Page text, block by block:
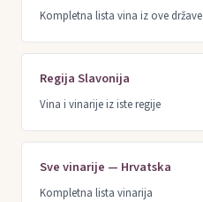
Kompletna lista vina iz ove države
Regija Slavonija
Vina i vinarije iz iste regije
Sve vinarije — Hrvatska
Kompletna lista vinarija